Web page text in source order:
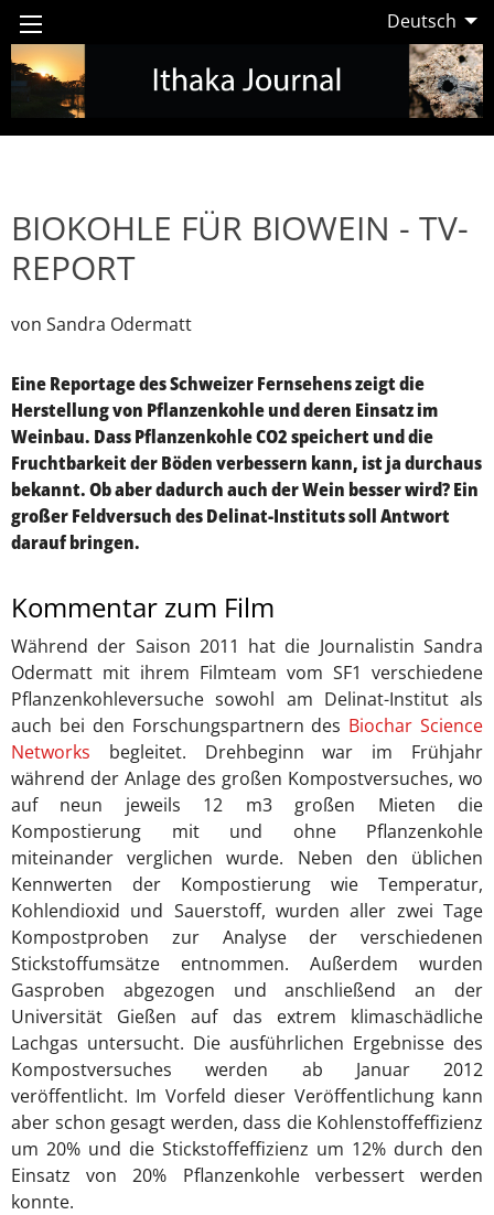
Deutsch
BIOKOHLE FÜR BIOWEIN - TV-
REPORT
von Sandra Odermatt
Eine Reportage des Schweizer Fernsehens zeigt die
Herstellung von Pflanzenkohle und deren Einsatz im
Weinbau. Dass Pflanzenkohle CO2 speichert und die
Fruchtbarkeit der Böden verbessern kann, ist ja durchaus
bekannt. Ob aber dadurch auch der Wein besser wird? Ein
großer Feldversuch des Delinat-Instituts soll Antwort
darauf bringen.
Kommentar zum Film
Während der Saison 2011 hat die Journalistin Sandra
Odermatt mit ihrem Filmteam vom SF1 verschiedene
Pflanzenkohleversuche sowohl am Delinat-Institut als
auch bei den Forschungspartnern des Biochar Science
Networks begleitet. Drehbeginn war im Frühjahr
während der Anlage des großen Kompostversuches, wo
auf neun jeweils 12 m3 großen Mieten die
Kompostierung mit und ohne Pflanzenkohle
miteinander verglichen wurde. Neben den üblichen
Kennwerten der Kompostierung wie Temperatur,
Kohlendioxid und Sauerstoff, wurden aller zwei Tage
Kompostproben zur Analyse der verschiedenen
Stickstoffumsätze entnommen. Außerdem wurden
Gasproben abgezogen und anschließend an der
Universität Gießen auf das extrem klimaschädliche
Lachgas untersucht. Die ausführlichen Ergebnisse des
Kompostversuches werden ab Januar 2012
veröffentlicht. Im Vorfeld dieser Veröffentlichung kann
aber schon gesagt werden, dass die Kohlenstoffeffizienz
um 20% und die Stickstoffeffizienz um 12% durch den
Einsatz von 20% Pflanzenkohle verbessert werden
konnte.